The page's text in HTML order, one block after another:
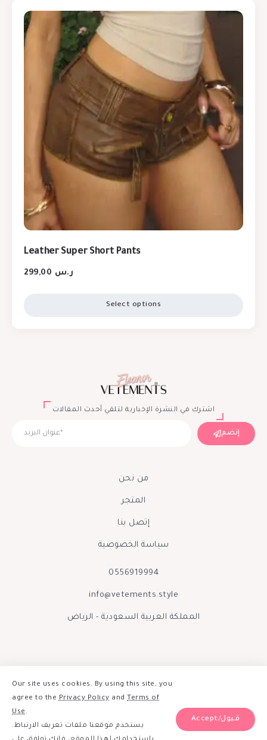
Leather Super Short Pants
ر.س
Select options
اشترك في النشرة الإخبارية لتلقي أحدث المقالات
إنضم
من نحن
المتجر
إتصل بنا
سياسة الخصوصية
0556919994
info@vetements.style
المملكة العربية السعودية - الرياض
صنع بحب بواسطة فيتمينتس الينور 2026
Our site uses cookies. By using this site, you
agree to thePrivacy Policy and Terms of
Use.
يستخدم موقعنا ملفات تعريف الارتباط.
Accept/قبول